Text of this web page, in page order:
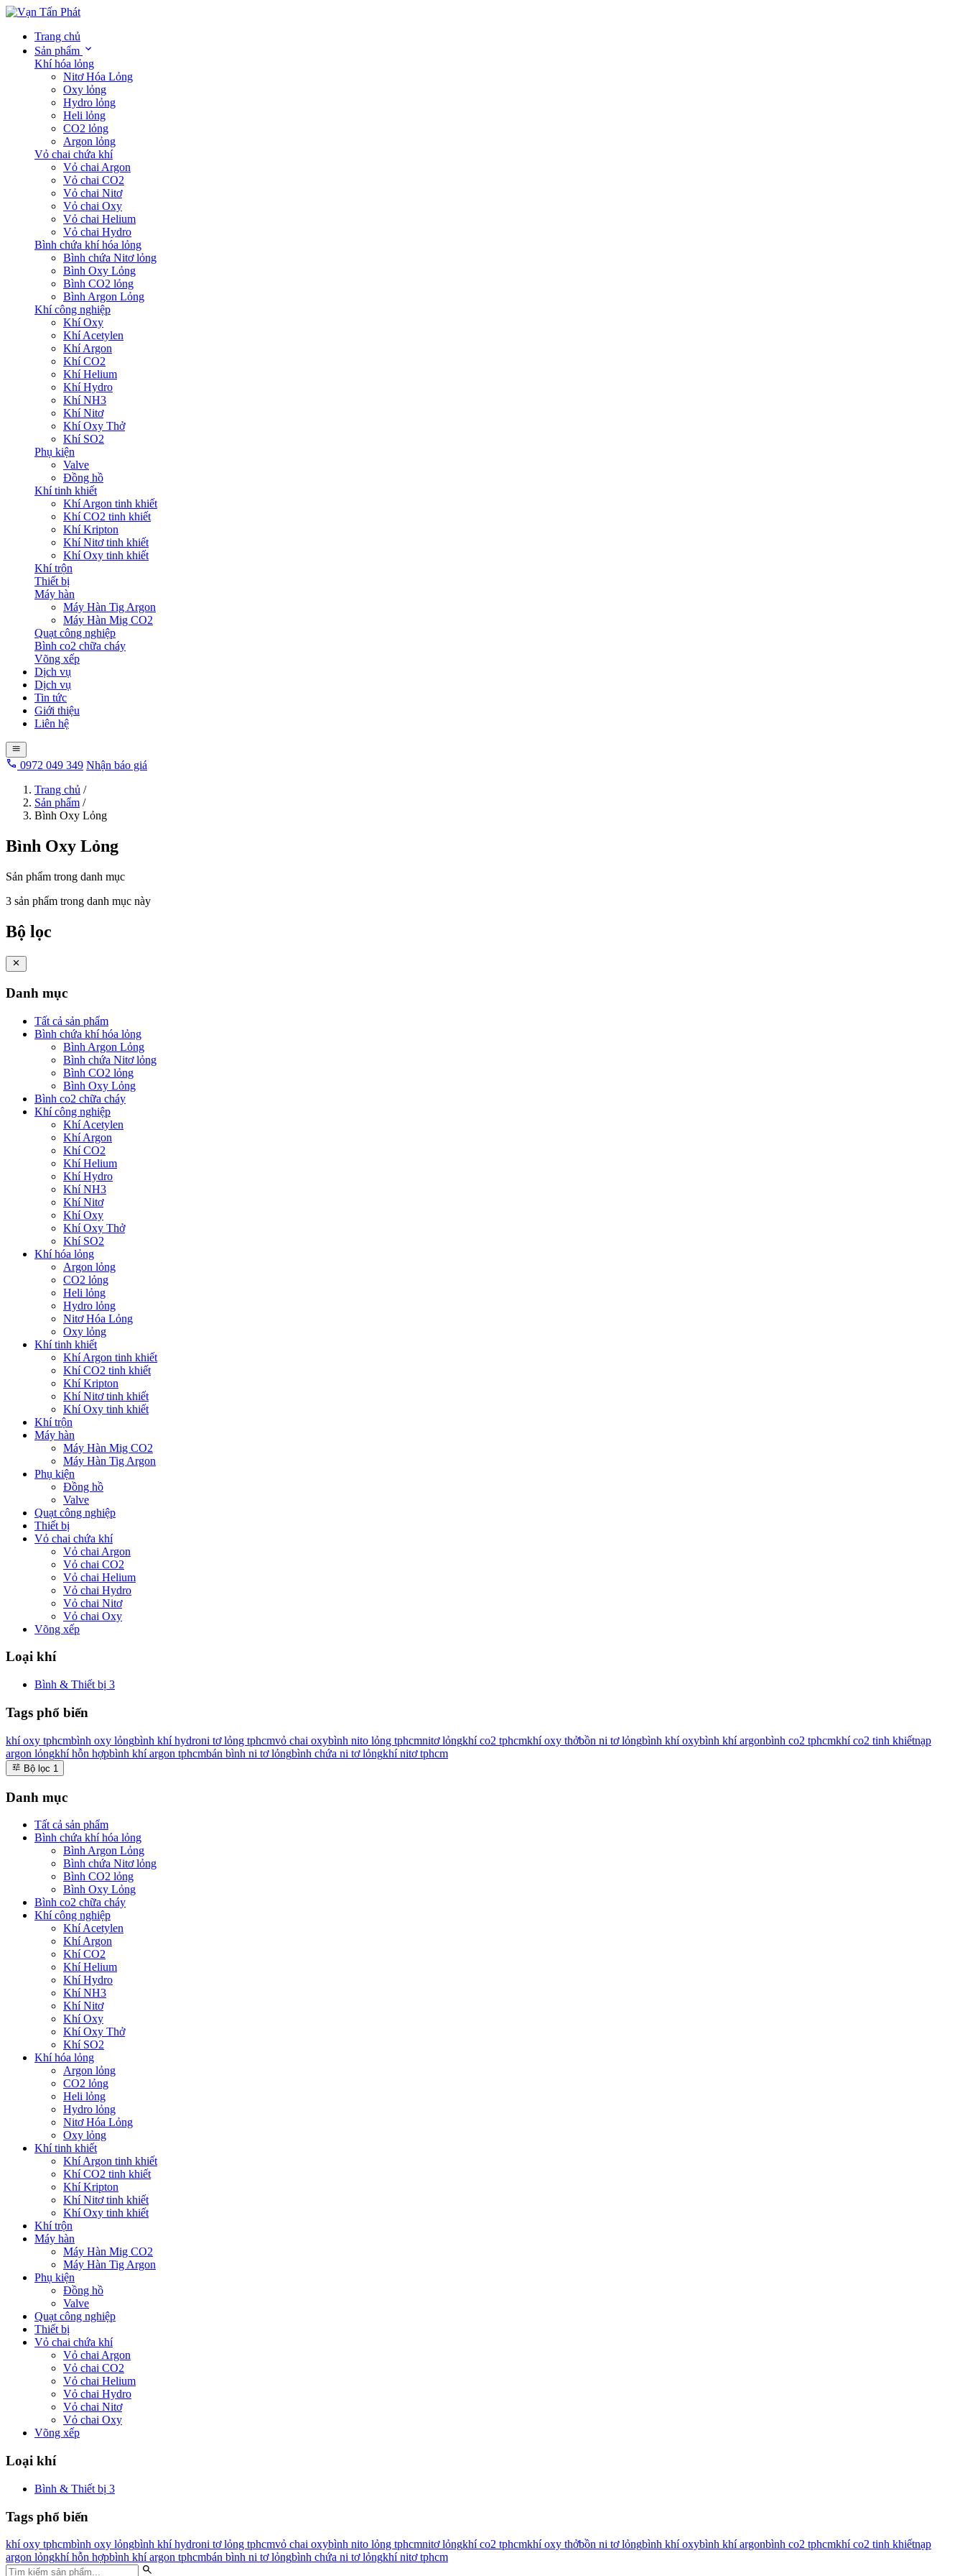
Trang chủ
Sản phẩm
Khí hóa lỏng
Nitơ Hóa Lỏng
Oxy lỏng
Hydro lỏng
Heli lỏng
CO2 lỏng
Argon lỏng
Vỏ chai chứa khí
Vỏ chai Argon
Vỏ chai CO2
Vỏ chai Nitơ
Vỏ chai Oxy
Vỏ chai Helium
Vỏ chai Hydro
Bình chứa khí hóa lỏng
Bình chứa Nitơ lỏng
Bình Oxy Lỏng
Bình CO2 lỏng
Bình Argon Lỏng
Khí công nghiệp
Khí Oxy
Khí Acetylen
Khí Argon
Khí CO2
Khí Helium
Khí Hydro
Khí NH3
Khí Nitơ
Khí Oxy Thở
Khí SO2
Phụ kiện
Valve
Đồng hồ
Khí tinh khiết
Khí Argon tinh khiết
Khí CO2 tinh khiết
Khí Kripton
Khí Nitơ tinh khiết
Khí Oxy tinh khiết
Khí trộn
Thiết bị
Máy hàn
Máy Hàn Tig Argon
Máy Hàn Mig CO2
Quạt công nghiệp
Bình co2 chữa cháy
Võng xếp
Dịch vụ
Dịch vụ
Tin tức
Giới thiệu
Liên hệ
0972 049 349 Nhận báo giá
Trang chủ /
Sản phẩm /
Bình Oxy Lỏng
Bình Oxy Lỏng
Sản phẩm trong danh mục
3 sản phẩm trong danh mục này
Bộ lọc
Danh mục
Tất cả sản phẩm
Bình chứa khí hóa lỏng
Bình Argon Lỏng
Bình chứa Nitơ lỏng
Bình CO2 lỏng
Bình Oxy Lỏng
Bình co2 chữa cháy
Khí công nghiệp
Khí Acetylen
Khí Argon
Khí CO2
Khí Helium
Khí Hydro
Khí NH3
Khí Nitơ
Khí Oxy
Khí Oxy Thở
Khí SO2
Khí hóa lỏng
Argon lỏng
CO2 lỏng
Heli lỏng
Hydro lỏng
Nitơ Hóa Lỏng
Oxy lỏng
Khí tinh khiết
Khí Argon tinh khiết
Khí CO2 tinh khiết
Khí Kripton
Khí Nitơ tinh khiết
Khí Oxy tinh khiết
Khí trộn
Máy hàn
Máy Hàn Mig CO2
Máy Hàn Tig Argon
Phụ kiện
Đồng hồ
Valve
Quạt công nghiệp
Thiết bị
Vỏ chai chứa khí
Vỏ chai Argon
Vỏ chai CO2
Vỏ chai Helium
Vỏ chai Hydro
Vỏ chai Nitơ
Vỏ chai Oxy
Võng xếp
Loại khí
Bình & Thiết bị 3
Tags phổ biến
khí oxy tphcmbình oxy lỏngbình khí hydroni tơ lỏng tphcmvỏ chai oxybình nito lỏng tphcmnitơ lỏngkhí co2 tphcmkhí oxy thởbồn ni tơ lỏngbình khí oxybình khí argonbình co2 tphcmkhí co2 tinh khiếtnạp
argon lỏngkhí hỗn hợpbình khí argon tphcmbán bình ni tơ lỏngbình chứa ni tơ lỏngkhí nitơ tphcm
Bộ lọc 1
Danh mục
Tất cả sản phẩm
Bình chứa khí hóa lỏng
Bình Argon Lỏng
Bình chứa Nitơ lỏng
Bình CO2 lỏng
Bình Oxy Lỏng
Bình co2 chữa cháy
Khí công nghiệp
Khí Acetylen
Khí Argon
Khí CO2
Khí Helium
Khí Hydro
Khí NH3
Khí Nitơ
Khí Oxy
Khí Oxy Thở
Khí SO2
Khí hóa lỏng
Argon lỏng
CO2 lỏng
Heli lỏng
Hydro lỏng
Nitơ Hóa Lỏng
Oxy lỏng
Khí tinh khiết
Khí Argon tinh khiết
Khí CO2 tinh khiết
Khí Kripton
Khí Nitơ tinh khiết
Khí Oxy tinh khiết
Khí trộn
Máy hàn
Máy Hàn Mig CO2
Máy Hàn Tig Argon
Phụ kiện
Đồng hồ
Valve
Quạt công nghiệp
Thiết bị
Vỏ chai chứa khí
Vỏ chai Argon
Vỏ chai CO2
Vỏ chai Helium
Vỏ chai Hydro
Vỏ chai Nitơ
Vỏ chai Oxy
Võng xếp
Loại khí
Bình & Thiết bị 3
Tags phổ biến
khí oxy tphcmbình oxy lỏngbình khí hydroni tơ lỏng tphcmvỏ chai oxybình nito lỏng tphcmnitơ lỏngkhí co2 tphcmkhí oxy thởbồn ni tơ lỏngbình khí oxybình khí argonbình co2 tphcmkhí co2 tinh khiếtnạp
argon lỏngkhí hỗn hợpbình khí argon tphcmbán bình ni tơ lỏngbình chứa ni tơ lỏngkhí nitơ tphcm